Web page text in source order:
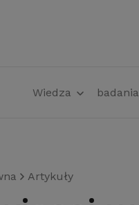
Wiedza badania
Artykuły